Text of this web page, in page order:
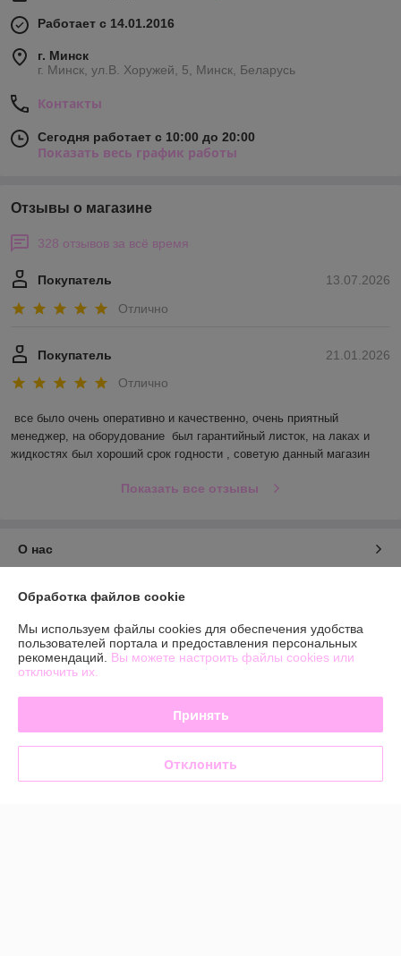
Работает с 14.01.2016
г. Минск
г. Минск, ул.В. Хоружей, 5, Минск, Беларусь
Контакты
Сегодня работает с 10:00 до 20:00
Показать весь график работы
Отзывы о магазине
328 отзывов за всё время
13.07.2026
Покупатель
Отлично
21.01.2026
Покупатель
Отлично
все было очень оперативно и качественно, очень приятный
менеджер, на оборудование  был гарантийный листок, на лаках и
жидкостях был хороший срок годности , советую данный магазин
Показать все отзывы
О нас
Контакты
Доставка и оплата
График работы
Политика обработки cookies
Обработка файлов cookie
Мы используем файлы cookies для обеспечения удобства
пользователей портала и предоставления персональных
рекомендаций. Вы можете настроить файлы cookies или
отключить их.
Принять
Отклонить